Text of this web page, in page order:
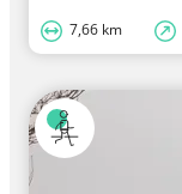
7,66 km